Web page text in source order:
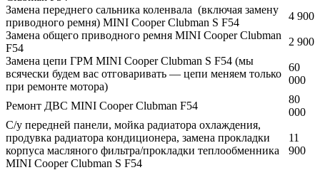
Замена переднего сальника коленвала (включая замену
приводного ремня) MINI Cooper Clubman S F54
4 900
Замена общего приводного ремня MINI Cooper Clubman
F54
2 900
Замена цепи ГРМ MINI Cooper Clubman S F54 (мы
всячески будем вас отговаривать — цепи меняем только
при ремонте мотора)
60
000
Ремонт ДВС MINI Cooper Clubman F54
80
000
С/у передней панели, мойка радиатора охлаждения,
продувка радиатора кондиционера, замена прокладки
корпуса масляного фильтра/прокладки теплообменника
MINI Cooper Clubman S F54
11
900